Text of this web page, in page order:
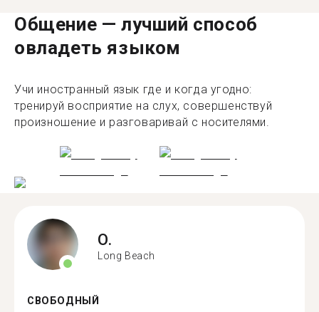
Общение — лучший способ
овладеть языком
Учи иностранный язык где и когда угодно:
тренируй восприятие на слух, совершенствуй
произношение и разговаривай с носителями.
O.
Long Beach
СВОБОДНЫЙ